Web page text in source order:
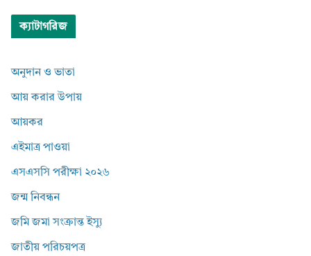
ক্যাটাগরিজ
অনুদান ও ভাতা
আয় করার উপায়
আয়কর
এইমাত্র পাওয়া
এসএসসি পরীক্ষা ২০২৬
জন্ম নিবন্ধন
জমি জমা সংক্রান্ত ইস্যু
জাতীয় পরিচয়পত্র